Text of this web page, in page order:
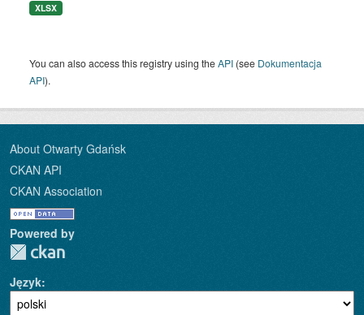
XLSX
You can also access this registry using theAPI (see Dokumentacja
API).
About Otwarty Gdańsk
CKAN API
CKAN Association
Powered by
Język